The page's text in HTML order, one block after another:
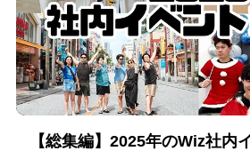
【総集編】2025年のWiz社内